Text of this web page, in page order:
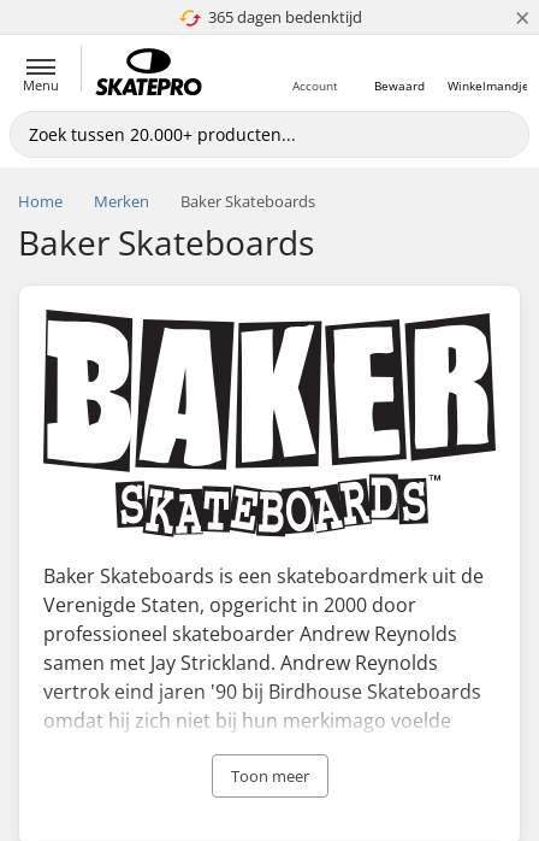
365 dagen bedenktijd
4.8 van 5 ×
Menu Winkelmandje
Bewaard
Account
Home Merken Baker Skateboards
Baker Skateboards
Baker Skateboards is een skateboardmerk uit de
Verenigde Staten, opgericht in 2000 door
professioneel skateboarder Andrew Reynolds
samen met Jay Strickland. Andrew Reynolds
vertrok eind jaren '90 bij Birdhouse Skateboards
omdat hij zich niet bij hun merkimago voelde
Toen Baker eenmaal was opgericht,
sloten ze een distributieovereenkomst met Blitz
Toon meer